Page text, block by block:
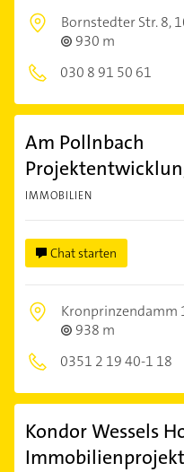
Bornstedter Str. 8,
930 m
030 8 91 50 61
Am Pollnbach
IMMOBILIEN
Chat starten
Kronprinzendamm
938 m
0351 2 19 40-1 18
Kondor Wessels